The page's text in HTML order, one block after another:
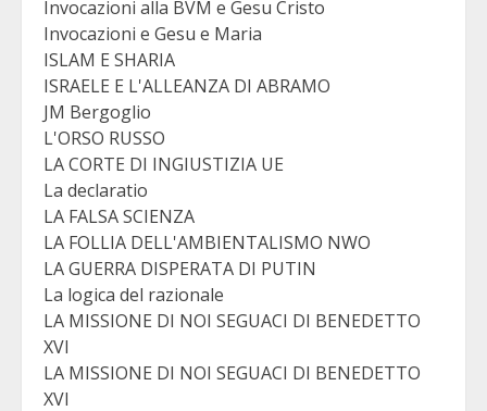
Invocazioni alla BVM e Gesu Cristo
Invocazioni e Gesu e Maria
ISLAM E SHARIA
ISRAELE E L'ALLEANZA DI ABRAMO
JM Bergoglio
L'ORSO RUSSO
LA CORTE DI INGIUSTIZIA UE
La declaratio
LA FALSA SCIENZA
LA FOLLIA DELL'AMBIENTALISMO NWO
LA GUERRA DISPERATA DI PUTIN
La logica del razionale
LA MISSIONE DI NOI SEGUACI DI BENEDETTO
XVI
LA MISSIONE DI NOI SEGUACI DI BENEDETTO
XVI